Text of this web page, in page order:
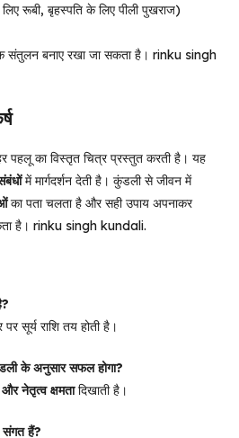
रूबी, बृहस्पति के लिए पीली पुखराज)
संतुलन बनाए रखा जा सकता है। rinku singh
का विस्तृत चित्र प्रस्तुत करती है। यह
में मार्गदर्शन देती है। कुंडली से जीवन में
का पता चलता है और सही उपाय अपनाकर
है। rinku singh kundali.
सूर्य राशि तय होती है।
के अनुसार सफल होगा?
नेतृत्व क्षमतादिखाती है।
संगत हैं?